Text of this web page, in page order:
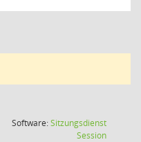
Software:Sitzungsdienst
Session(Wird in